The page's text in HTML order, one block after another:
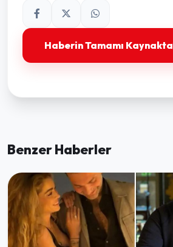
Haberin Tamamı Kaynakta
Benzer Haberler